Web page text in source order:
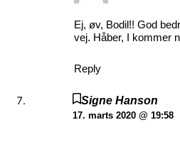
Ej, øv, Bodil!! God
vej. Håber, I kommer
Reply
Signe Hanson
17. marts 2020 @ 19:58